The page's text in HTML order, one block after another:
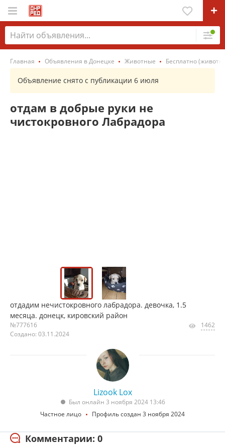
Главная Объявления в Донецке Животные Бесплатно
Объявление снято с публикации 6 июля
отдам в добрые руки не
чистокровного Лабрадора
отдадим нечистокровного лабрадора. девочка, 1.5
месяца. донецк, кировский район
№777616
Создано: 03.11.2024
1462
Lizook Lox
Был онлайн 3 ноября 2024 13:46
Частное лицо
Профиль создан 3 ноября 2024
Комментарии: 0